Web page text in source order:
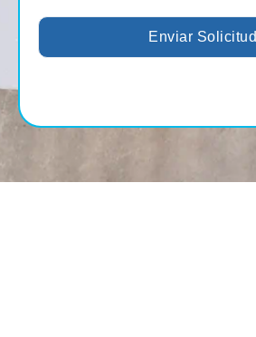
Enviar Solicitud